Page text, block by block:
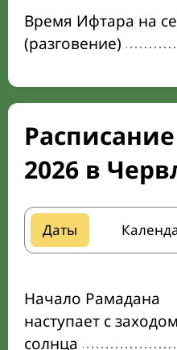
Время Ифтара на
(разговение)
2026 в
Даты
Начало Рамадана
наступает с заходом
солнца